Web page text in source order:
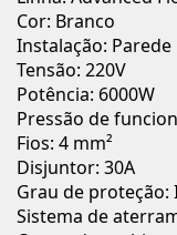
Cor: Branco
Instalação: Parede
Tensão: 220V
Potência: 6000W
Pressão de
Fios: 4 mm²
Disjuntor: 30A
Grau de proteção:
Sistema de